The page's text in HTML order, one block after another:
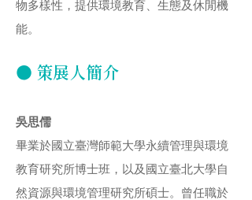
物多樣性，提供環境教育、生態及休閒機
能。
● 策展人簡介
吳思儒
畢業於國立臺灣師範大學永續管理與環境
教育研究所博士班，以及國立臺北大學自
然資源與環境管理研究所碩士。曾任職於